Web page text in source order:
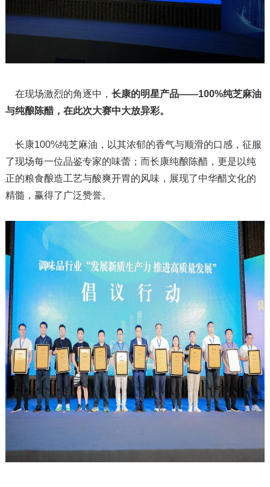
在现场激烈的角逐中， 长康的明星产品——100%纯芝麻油
与纯酿陈醋，在此次大赛中大放异彩。
长康100%纯芝麻油，以其浓郁的香气与顺滑的口感，征服
了现场每一位品鉴专家的味蕾；而长康纯酿陈醋，更是以纯
正的粮食酿造工艺与酸爽开胃的风味，展现了中华醋文化的
精髓，赢得了广泛赞誉。